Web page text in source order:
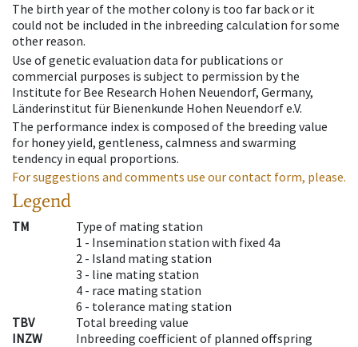
The birth year of the mother colony is too far back or it
could not be included in the inbreeding calculation for some
other reason.
Use of genetic evaluation data for publications or
commercial purposes is subject to permission by the
Institute for Bee Research Hohen Neuendorf, Germany,
Länderinstitut für Bienenkunde Hohen Neuendorf e.V.
The performance index is composed of the breeding value
for honey yield, gentleness, calmness and swarming
tendency in equal proportions.
For suggestions and comments use our contact form, please.
Legend
TM
Type of mating station
1 - Insemination station with fixed 4a
2 - Island mating station
3 - line mating station
4 - race mating station
6 - tolerance mating station
TBV
Total breeding value
INZW
Inbreeding coefficient of planned offspring